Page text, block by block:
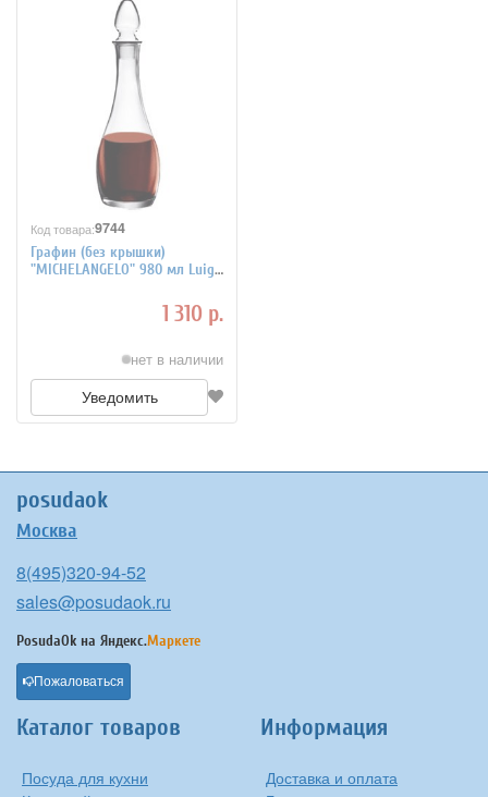
Код товара:9744
Графин (без крышки)
"MICHELANGELO" 980 мл Luigi
1 310 р.
нет в наличии
Уведомить
posudaok
Москва
8(495)320-94-52
sales@posudaok.ru
PosudaOk на Яндекс.Маркете
Пожаловаться
Каталог товаров
Посуда для кухни
Информация
Доставка и оплата